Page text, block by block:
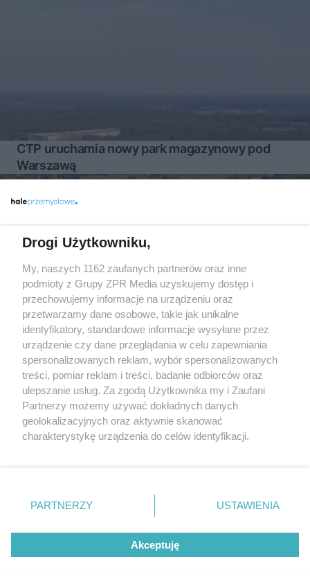
CTP uruchamia nowy park magazynowy pod
Warszawą
Żaden utwór zamieszczony w serwisie nie może być powielany i
rozpowszechniany lub dalej rozpowszechniany w jakikolwiek
sposób (w tym także elektroniczny lub mechaniczny) na
jakimkolwiek polu eksploatacji w jakiejkolwiek formie, włącznie z
umieszczaniem w Internecie bez pisemnej zgody właściciela praw.
Jakiekolwiek użycie lub wykorzystanie utworów w całości lub w
części z naruszeniem prawa, tzn. bez właściwej zgody, jest
zabronione pod groźbą kary i może być ścigane prawnie.
Drogi Użytkowniku,
My, naszych 1162 zaufanych partnerów oraz inne
podmioty z Grupy ZPR Media uzyskujemy dostęp i
przechowujemy informacje na urządzeniu oraz
przetwarzamy dane osobowe, takie jak unikalne
identyfikatory, standardowe informacje wysyłane przez
urządzenie czy dane przeglądania w celu zapewniania
spersonalizowanych reklam, wybór spersonalizowanych
treści, pomiar reklam i treści, badanie odbiorców oraz
ulepszanie usług. Za zgodą Użytkownika my i Zaufani
Partnerzy możemy używać dokładnych danych
geolokalizacyjnych oraz aktywnie skanować
charakterystykę urządzenia do celów identyfikacji.
zmienić/wycofać klikając przycisk ustawień prywatności
znajdujący się w lewym dolnym rogu strony
rodzaje przetwarzania danych nie wymagają zgody
użytkownika, ale masz prawo sprzeciwić się takiemu
przetwarzaniu. Preferencje będą miały zastosowanie tylko
PARTNERZY USTAWIENIA
Akceptuję